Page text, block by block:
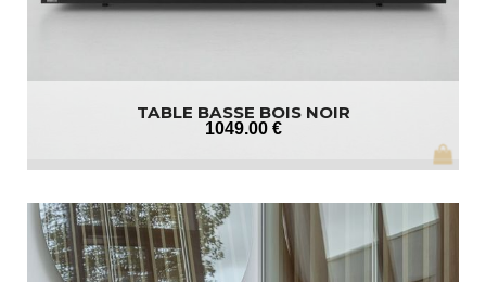
TABLE BASSE BOIS NOIR
1049.00 €